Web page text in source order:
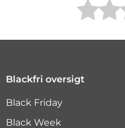
Blackfri oversigt
Black Friday
Black Week